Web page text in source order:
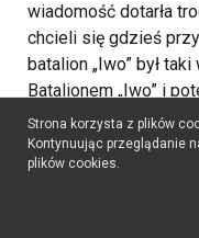
wiadomość dotarła
chcieli się gdzieś
batalion „Iwo” był
Batalionem „Iwo” i
Ja wtedy nawet sobie
dopiero po wojnie jak
się okazało, że w tej
jest „Iwo- Ostoja”, a
I mój kuzyn taki
Strona korzysta z plików
Kontynuując przeglądanie
plików cookies.